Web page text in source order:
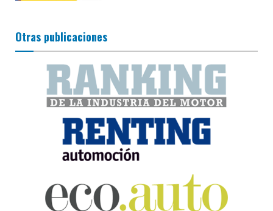
Otras publicaciones